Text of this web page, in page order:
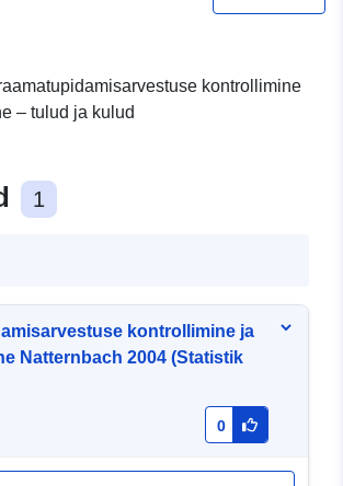
kontrollimine
– tulud ja kulud
1
kontrollimine ja
Natternbach 2004 (Statistik
0